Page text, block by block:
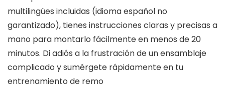
multilingües incluidas (idioma español no
garantizado), tienes instrucciones claras y precisas a
mano para montarlo fácilmente en menos de 20
minutos. Di adiós a la frustración de un ensamblaje
complicado y sumérgete rápidamente en tu
entrenamiento de remo